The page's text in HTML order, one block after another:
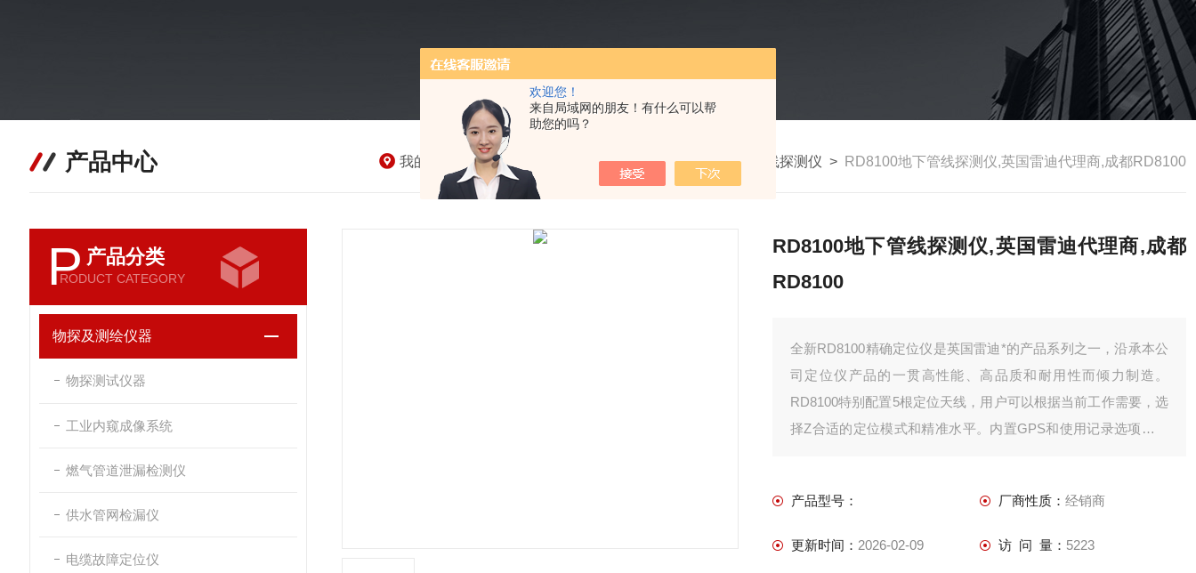
欢迎您！
来自局域网的朋友！有什么可以帮
助您的吗？
产品中心 我的位置： 首页> >物探及测绘仪器>地下管线探测仪 > RD8100地下管线探测仪,英国雷迪代理商,成都RD8100
P 产品分类
RODUCT CATEGORY
物探及测绘仪器
物探测试仪器
工业内窥成像系统
燃气管道泄漏检测仪
供水管网检漏仪
电缆故障定位仪
RD8100地下管线探测仪,英国雷迪代理商,成都
RD8100
全新RD8100精确定位仪是英国雷迪*的产品系列之一，沿承本公
司定位仪产品的一贯高性能、高品质和耐用性而倾力制造。
RD8100特别配置5根定位天线，用户可以根据当前工作需要，选
择Z合适的定位模式和精准水平。内置GPS和使用记录选项能够
产品型号：
厂商性质： 经销商
更新时间： 2026-02-09 访 问 量： 5223